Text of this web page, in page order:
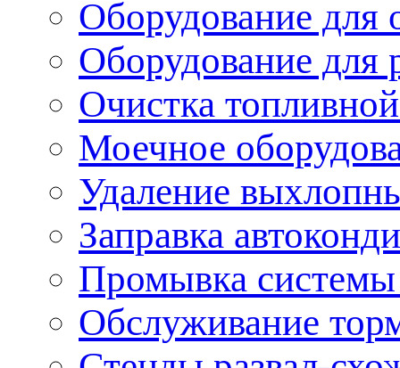
Оборудование для
Оборудование для
Очистка
Моечное
Удаление
Заправка
Промывка
Обслуживание